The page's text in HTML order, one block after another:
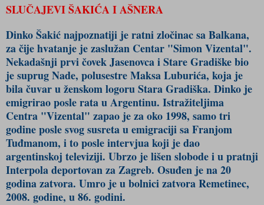
SLUČAJEVI ŠAKIĆA I AŠNERA
Dinko Šakić najpoznatiji je ratni zločinac sa Balkana,
za čije hvatanje je zaslužan Centar "Simon Vizental".
Nekadašnji prvi čovek Jasenovca i Stare Gradiške bio
je suprug Nade, polusestre Maksa Luburića, koja je
bila čuvar u ženskom logoru Stara Gradiška. Dinko je
emigrirao posle rata u Argentinu. Istražiteljima
Centra "Vizental" zapao je za oko 1998, samo tri
godine posle svog susreta u emigraciji sa Franjom
Tuđmanom, i to posle intervjua koji je dao
argentinskoj televiziji. Ubrzo je lišen slobode i u pratnji
Interpola deportovan za Zagreb. Osuđen je na 20
godina zatvora. Umro je u bolnici zatvora Remetinec,
2008. godine, u 86. godini.